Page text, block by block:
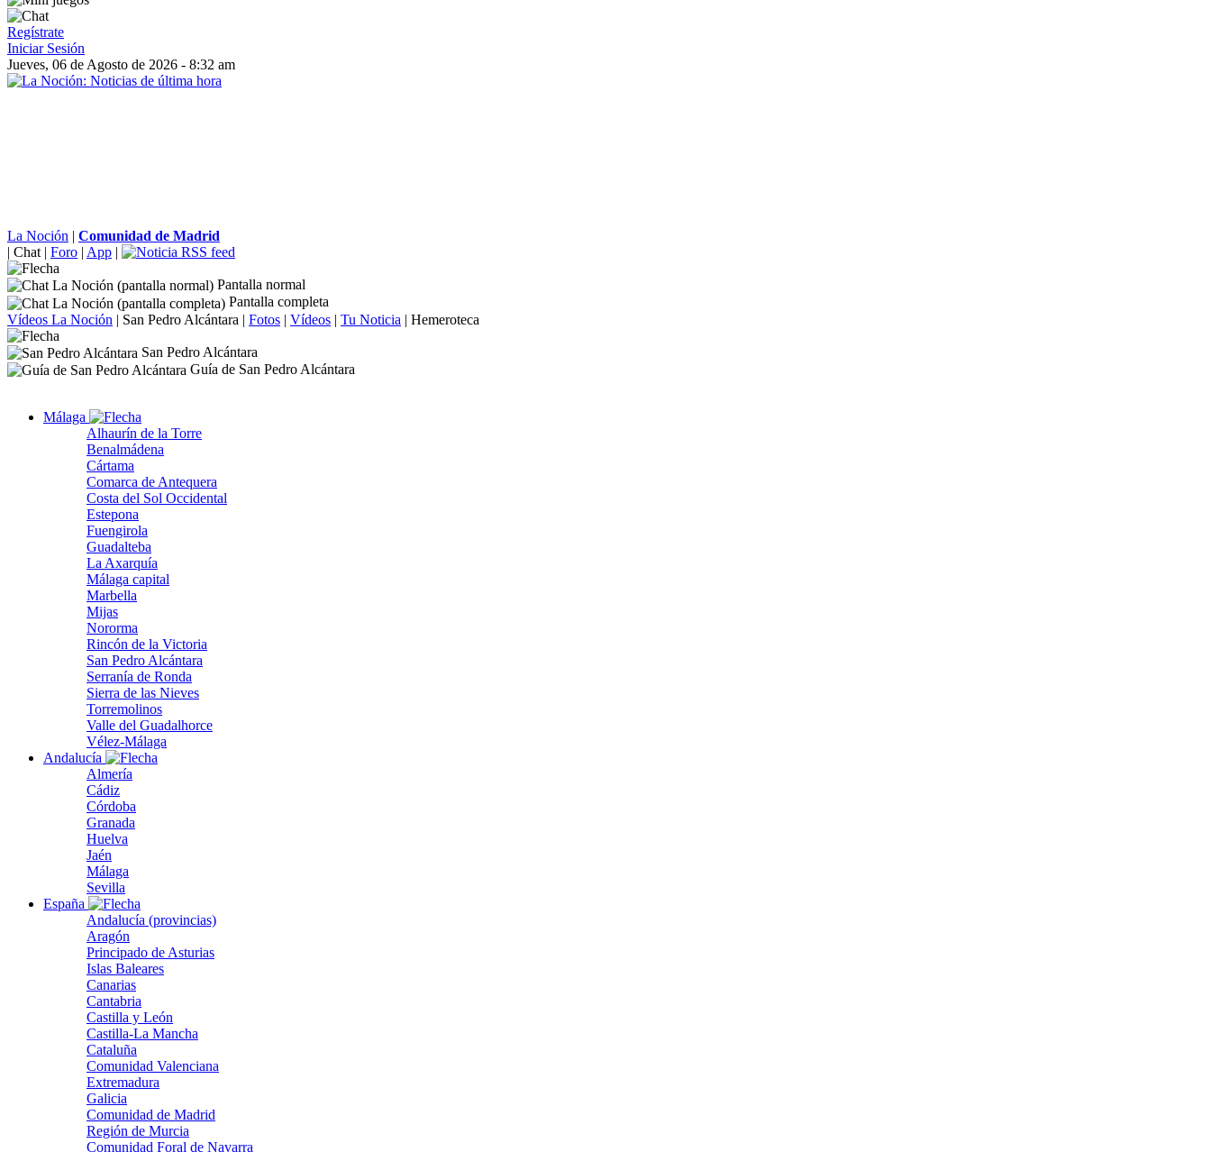
Regístrate
Iniciar Sesión
Jueves, 06 de Agosto de 2026 - 8:32 am
La Noción | Comunidad de Madrid
| Chat | Foro | App |
Pantalla normal
Pantalla completa
Vídeos La Noción | San Pedro Alcántara | Fotos | Vídeos | Tu Noticia | Hemeroteca
San Pedro Alcántara
Guía de San Pedro Alcántara
Málaga
Alhaurín de la Torre
Benalmádena
Cártama
Comarca de Antequera
Costa del Sol Occidental
Estepona
Fuengirola
Guadalteba
La Axarquía
Málaga capital
Marbella
Mijas
Nororma
Rincón de la Victoria
San Pedro Alcántara
Serranía de Ronda
Sierra de las Nieves
Torremolinos
Valle del Guadalhorce
Vélez-Málaga
Andalucía
Almería
Cádiz
Córdoba
Granada
Huelva
Jaén
Málaga
Sevilla
España
Andalucía (provincias)
Aragón
Principado de Asturias
Islas Baleares
Canarias
Cantabria
Castilla y León
Castilla-La Mancha
Cataluña
Comunidad Valenciana
Extremadura
Galicia
Comunidad de Madrid
Región de Murcia
Comunidad Foral de Navarra